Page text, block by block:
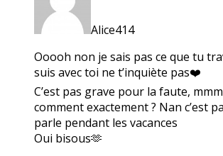
Alice414
Ooooh non je sais pas ce que tu
suis avec toi ne t’inquiète pas❤️
C’est pas grave pour la faute,
comment exactement ? Nan c’est
parle pendant les vacances
Oui bisous🫶